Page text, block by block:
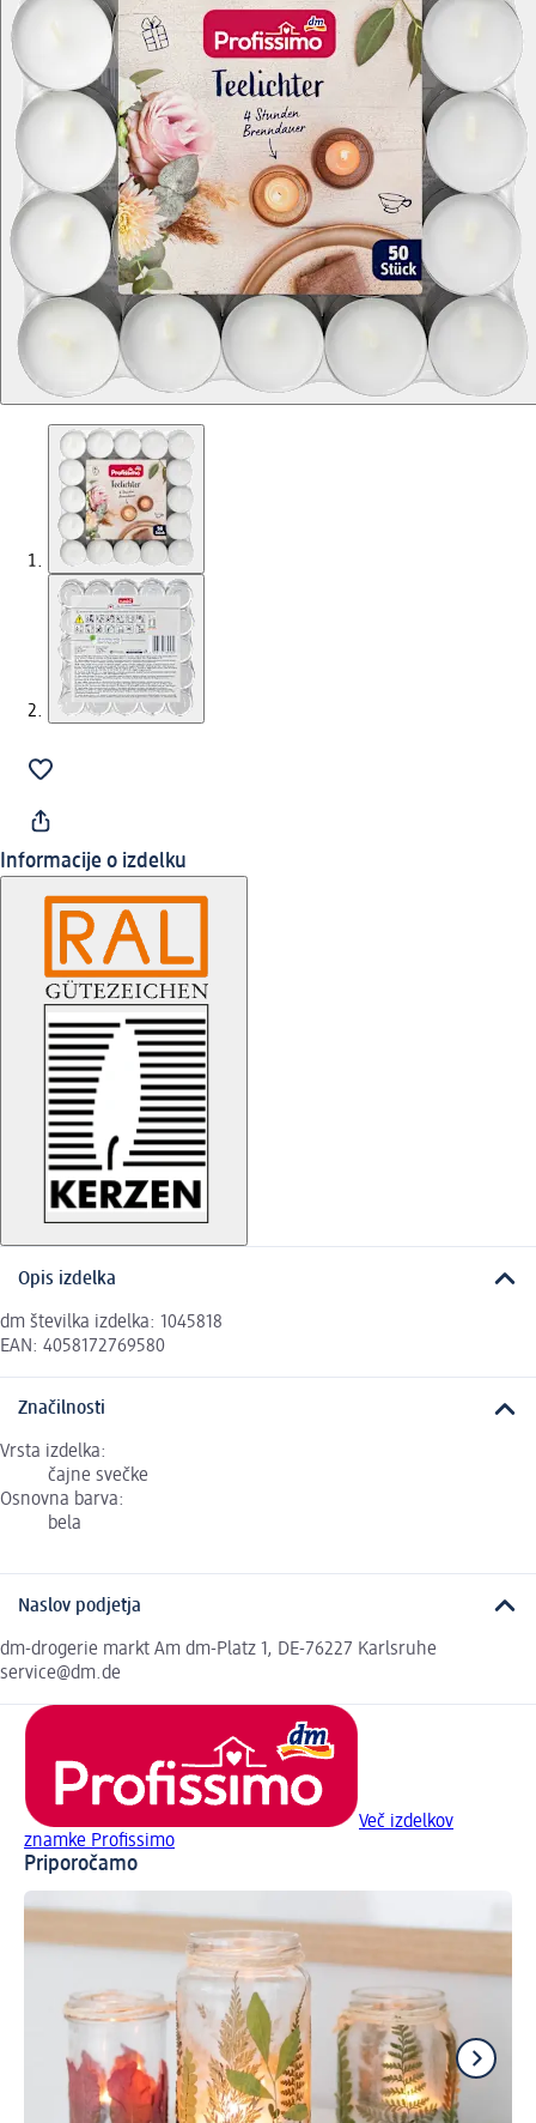
Informacije o izdelku
Opis izdelka
dm številka izdelka: 1045818
EAN: 4058172769580
Značilnosti
Vrsta izdelka:
čajne svečke
Osnovna barva:
bela
Naslov podjetja
dm-drogerie markt Am dm-Platz 1, DE-76227 Karlsruhe
service@dm.de
Več izdelkov
znamke Profissimo
Priporočamo